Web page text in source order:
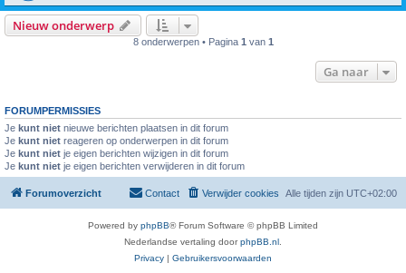
Nieuw onderwerp
8 onderwerpen • Pagina 1 van 1
Ga naar
FORUMPERMISSIES
Je kunt niet nieuwe berichten plaatsen in dit forum
Je kunt niet reageren op onderwerpen in dit forum
Je kunt niet je eigen berichten wijzigen in dit forum
Je kunt niet je eigen berichten verwijderen in dit forum
Forumoverzicht Alle tijden zijn UTC+02:00
Verwijder cookies
Contact
Powered by phpBB® Forum Software © phpBB Limited
Nederlandse vertaling doorphpBB.nl
Privacy | Gebruikersvoorwaarden